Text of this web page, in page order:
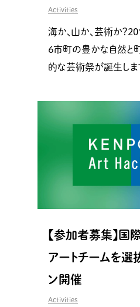
Activities
海か、山か、芸術か？
６市町の豊かな自然と
的な芸術祭が誕生しま
【参加者募集】国
アートチームを選
ン開催
Activities